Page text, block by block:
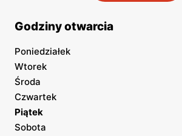
Godziny otwarcia
Poniedziałek
Wtorek
Środa
Czwartek
Piątek
Sobota